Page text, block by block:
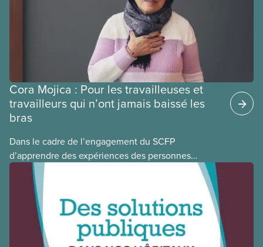
Cora Mojica : Pour les travailleuses et
travailleurs qui n’ont jamais baissé les
bras
Dans le cadre de l’engagement du SCFP
d’apprendre des expériences des personnes
autochtones, noires et racisées, et de célébrer
leurs réussites, nous vous présentons des membres
du Comité national pour la justice raciale et du
Conseil national des Autochtones. L’article de ce
mois-ci présente Cora Mojica, membre du Comité
national pour la justice raciale.